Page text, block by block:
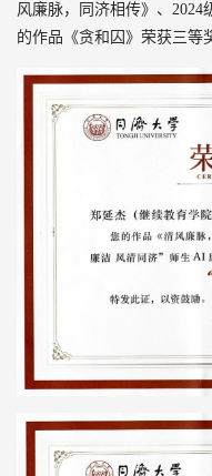
风廉脉，同济相传》、
的作品《贪和囚》荣获三等